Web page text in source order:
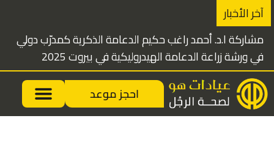
تخطي
المحتوى
آخر الأخبار
مشاركة ا.د. أحمد راغب حكيم الدعامة الذكرية كمدرّب دولي
في ورشة زراعة الدعامة الهيدروليكية في بيروت 2025
احجز موعد